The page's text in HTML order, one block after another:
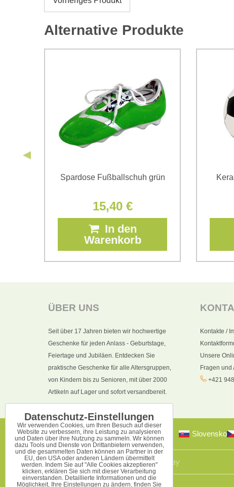
Alternative Produkte
Spardose Fußballschuh grün
15,40 €
In den
Warenkorb
ÜBER UNS
Seit über 17 Jahren bieten wir hochwertige
Geschenke für jeden Anlass - Geburtstage,
Feiertage und Jubiläen. Entdecken Sie
praktische Geschenke für alle Altersgruppen,
von Kindern bis zu Senioren, mit über 2000
Artikeln auf Lager und sofort versandbereit.
Kontakte /
Unsere
Fragen und
+421
Slovensko
Datenschutz-Einstellungen
Wir verwenden Cookies, um Ihren Besuch auf dieser
Website zu verbessern, ihre Leistung zu analysieren
und Daten über ihre Nutzung zu sammeln. Wir können
dazu Tools und Dienste von Drittanbietern verwenden,
und die gesammelten Daten können an Partner in der
EU, den USA oder anderen Ländern übermittelt
werden. Indem Sie auf "Alle Cookies akzeptieren"
klicken, erklären Sie sich mit dieser Verarbeitung
einverstanden. Detaillierte Informationen und die
Möglichkeit, Ihre Einstellungen zu ändern, finden Sie